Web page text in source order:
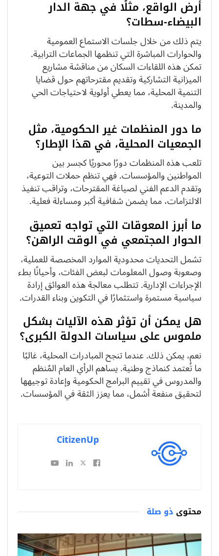
أرض الواقع، مثلًا في جهة الدار
البيضاء-سطات؟
يتم ذلك من خلال جلسات الاستماع العمومية
والحوارات المباشرة التي تنظمها الجماعات الترابية.
تمكن هذه اللقاءات السكان من مناقشة مشاريع
الميزانية التشاركية وتقديم مقترحاتهم حول قضايا
التنمية المحلية، مما يعطي أولوية لاحتياجات الحي
والمدينة.
ما دور المنظمات غير الحكومية، مثل
الجمعيات المحلية، في هذا الإطار؟
تلعب هذه المنظمات دورًا محوريًا كجسر بين
المواطنين والمؤسسات. فهي تنظم حملات التوعية،
وتقدم الدعم الفني لصياغة المقترحات، وتراقب تنفيذ
الالتزامات، مما يضمن شفافية أكبر ومساءلة فعلية.
ما أبرز المعوقات التي تواجه تعميق
الحوار المجتمعي في الوقت الراهن؟
تشمل التحديات محدودية الموارد المخصصة للعملية،
وصعوبة وصول المعلومات لبعض الفئات، وأحيانًا بطء
الإجراءات الإدارية. تتطلب معالجة هذه العوائق إرادة
سياسية مستمرة واستثمارًا في التكوين وبناء القدرات.
هل يمكن أن تؤثر هذه الآليات بشكل
ملموس على سياسات الدولة الكبرى؟
نعم، يمكن ذلك. عندما تنجح المبادرات المحلية، غالبًا
ما تُعتمد كنماذج وطنية. يساهم الرأي العام المُنظم
والمدروس في تقييم البرامج الحكومية وإعادة توجيهها
لتحقيق منفعة أشمل، مما يعزز الثقة في المؤسسات.
CitizenUp
محتوى ذو صلة